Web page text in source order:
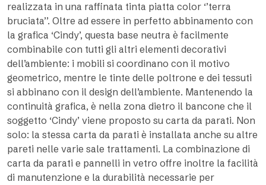
realizzata in una raffinata tinta piatta color ‘’terra
bruciata’’. Oltre ad essere in perfetto abbinamento con
la grafica ‘Cindy’, questa base neutra è facilmente
combinabile con tutti gli altri elementi decorativi
dell’ambiente: i mobili si coordinano con il motivo
geometrico, mentre le tinte delle poltrone e dei tessuti
si abbinano con il design dell’ambiente. Mantenendo la
continuità grafica, è nella zona dietro il bancone che il
soggetto ‘Cindy’ viene proposto su carta da parati. Non
solo: la stessa carta da parati è installata anche su altre
pareti nelle varie sale trattamenti. La combinazione di
carta da parati e pannelli in vetro offre inoltre la facilità
di manutenzione e la durabilità necessarie per